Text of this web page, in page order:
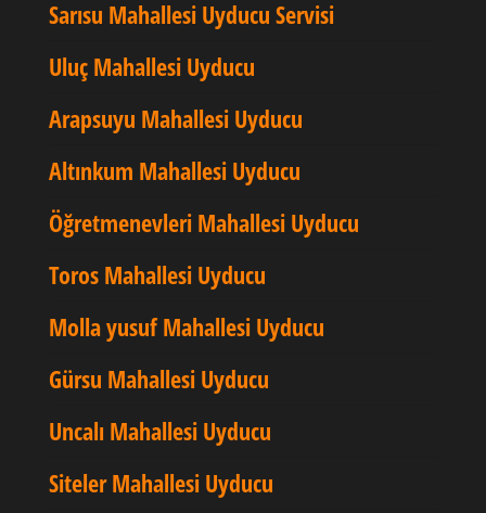
Sarısu Mahallesi Uyducu Servisi
Uluç Mahallesi Uyducu
Arapsuyu Mahallesi Uyducu
Altınkum Mahallesi Uyducu
Öğretmenevleri Mahallesi Uyducu
Toros Mahallesi Uyducu
Molla yusuf Mahallesi Uyducu
Gürsu Mahallesi Uyducu
Uncalı Mahallesi Uyducu
Siteler Mahallesi Uyducu